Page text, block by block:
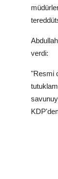
verdi:
"Resmi